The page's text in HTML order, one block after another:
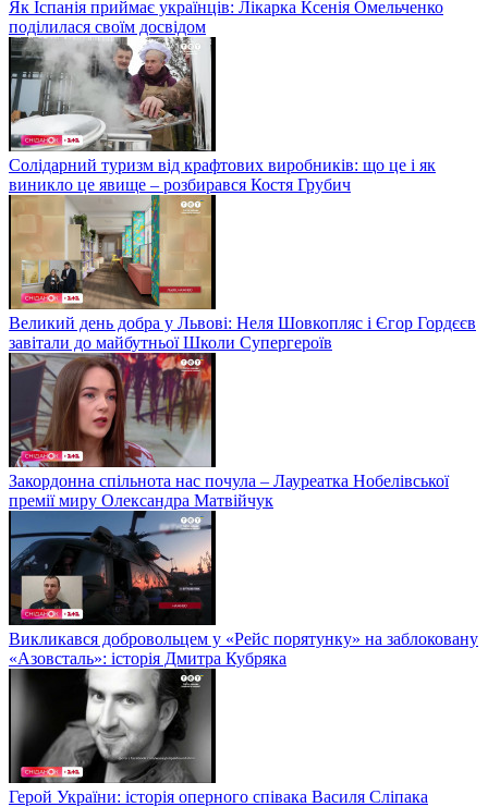
Як Іспанія приймає українців: Лікарка Ксенія Омельченко
поділилася своїм досвідом
Солідарний туризм від крафтових виробників: що це і як
виникло це явище – розбирався Костя Грубич
Великий день добра у Львові: Неля Шовкопляс і Єгор Гордєєв
завітали до майбутньої Школи Супергероїв
Закордонна спільнота нас почула – Лауреатка Нобелівської
премії миру Олександра Матвійчук
Викликався добровольцем у «Рейс порятунку» на заблоковану
«Азовсталь»: історія Дмитра Кубряка
Герой України: історія оперного співака Василя Сліпака